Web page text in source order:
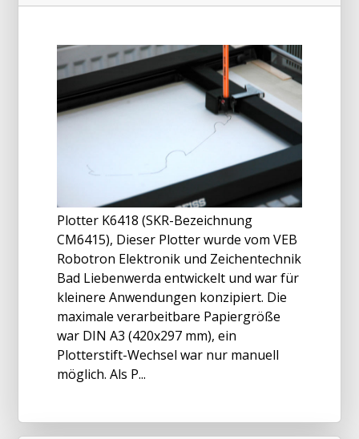
Plotter K6418 (SKR-Bezeichnung
CM6415), Dieser Plotter wurde vom VEB
Robotron Elektronik und Zeichentechnik
Bad Liebenwerda entwickelt und war für
kleinere Anwendungen konzipiert. Die
maximale verarbeitbare Papiergröße
war DIN A3 (420x297 mm), ein
Plotterstift-Wechsel war nur manuell
möglich. Als P...